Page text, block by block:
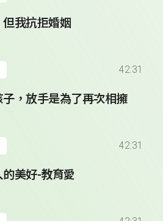
我抗拒婚姻
42:31
子，放手是為了再次相擁
42:31
美好-教育愛